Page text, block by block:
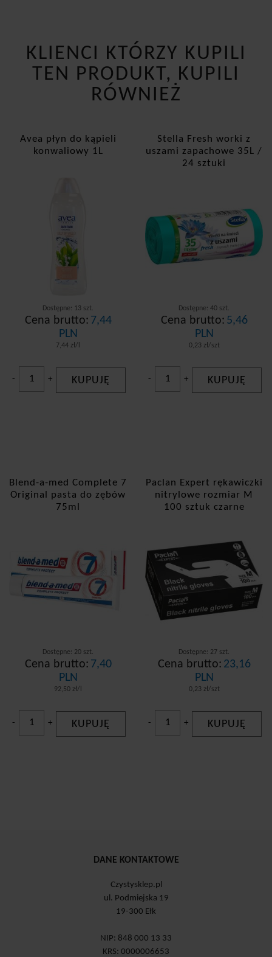
KLIENCI KTÓRZY KUPILI
TEN PRODUKT, KUPILI
RÓWNIEŻ
Avea płyn do kąpieli
konwaliowy 1L
Dostępne: 13 szt.
Cena brutto: 7,44
PLN
7,44 zł/l
- + KUPUJĘ
Stella Fresh worki z
uszami zapachowe 35L /
24 sztuki
Dostępne: 40 szt.
Cena brutto: 5,46
PLN
0,23 zł/szt
- + KUPUJĘ
Blend-a-med Complete 7
Original pasta do zębów
75ml
Dostępne: 20 szt.
Cena brutto: 7,40
PLN
92,50 zł/l
- + KUPUJĘ
Paclan Expert rękawiczki
nitrylowe rozmiar M
100 sztuk czarne
Dostępne: 27 szt.
Cena brutto: 23,16
PLN
0,23 zł/szt
- + KUPUJĘ
DANE KONTAKTOWE
Czystysklep.pl
ul. Podmiejska 19
19-300 Ełk
NIP: 848 000 13 33
KRS: 0000006653